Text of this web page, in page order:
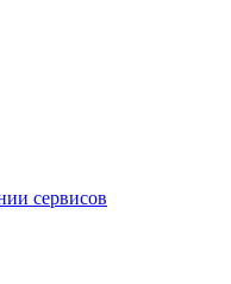
сервисов